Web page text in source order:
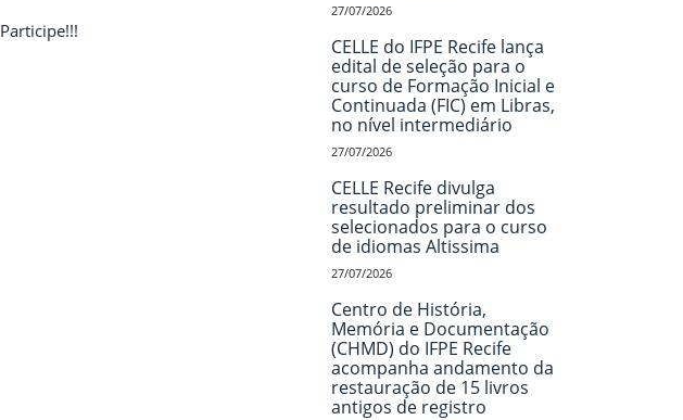
Participe!!!
27/07/2026
CELLE do IFPE Recife lança
edital de seleção para o
curso de Formação Inicial e
Continuada (FIC) em Libras,
no nível intermediário
27/07/2026
CELLE Recife divulga
resultado preliminar dos
selecionados para o curso
de idiomas Altissima
27/07/2026
Centro de História,
Memória e Documentação
(CHMD) do IFPE Recife
acompanha andamento da
restauração de 15 livros
antigos de registro